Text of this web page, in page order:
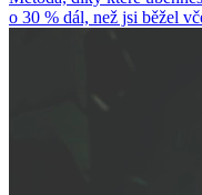
o 30 % dál, než jsi běžel